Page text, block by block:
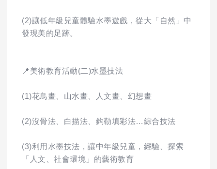
(2)讓低年級兒童體驗水墨遊戲，從大「自然」中
發現美的足跡。
📍美術教育活動(二)水墨技法
(1)花鳥畫、山水畫、人文畫、幻想畫
(2)沒骨法、白描法、鈎勒填彩法…綜合技法
(3)利用水墨技法，讓中年級兒童，經驗、探索
「人文、社會環境」的藝術教育